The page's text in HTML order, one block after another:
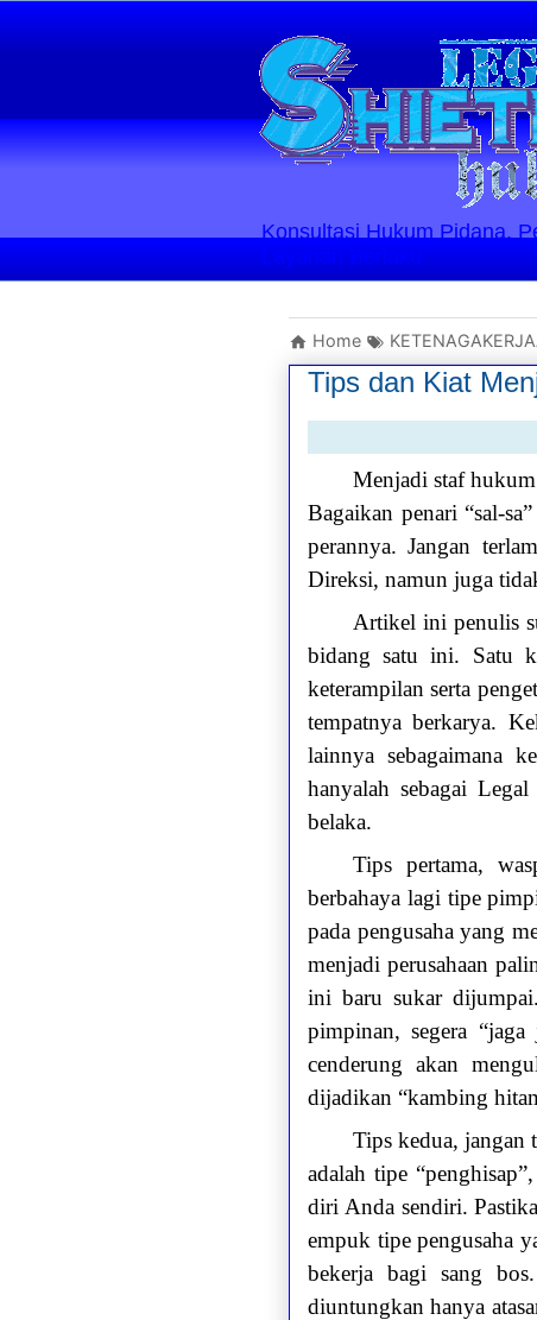
Konsultasi Hukum Pidana,
Layanan Berlaku
Home
Tips dan Kiat
Menjadi staf hukum
Bagaikan penari “sal-
perannya. Jangan
Direksi, namun juga
Artikel ini penulis
bidang satu ini. Satu
keterampilan serta
tempatnya berkarya.
lainnya sebagaimana
hanyalah sebagai
belaka.
Tips pertama,
berbahaya lagi tipe
pada pengusaha yang
menjadi perusahaan
ini baru sukar
pimpinan, segera
cenderung akan
dijadikan “kambing
Tips kedua, jangan
adalah tipe
diri Anda sendiri.
empuk tipe pengusaha
bekerja bagi sang
diuntungkan hanya